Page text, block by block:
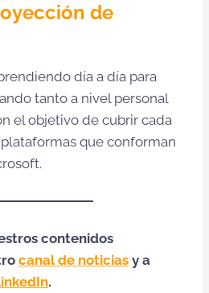
de
día a día para
tanto a nivel personal
el objetivo de cubrir cada
que conforman
contenidos
canal de noticias y a
.